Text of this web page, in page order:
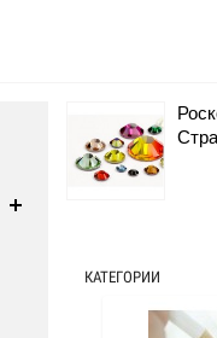
КАТЕГОРИИ